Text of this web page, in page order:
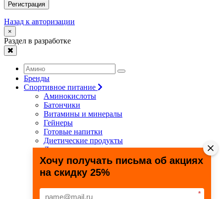
Регистрация
Назад к авторизации
×
Раздел в разработке
Бренды
Спортивное питание
Аминокислоты
Батончики
Витамины и минералы
Гейнеры
Готовые напитки
Диетические продукты
Для связок и суставов
Жиросжигатели
Здоровье и долголетие
Креатин
Специальные препараты
Хочу получать письма об акциях
на скидку 25%
*